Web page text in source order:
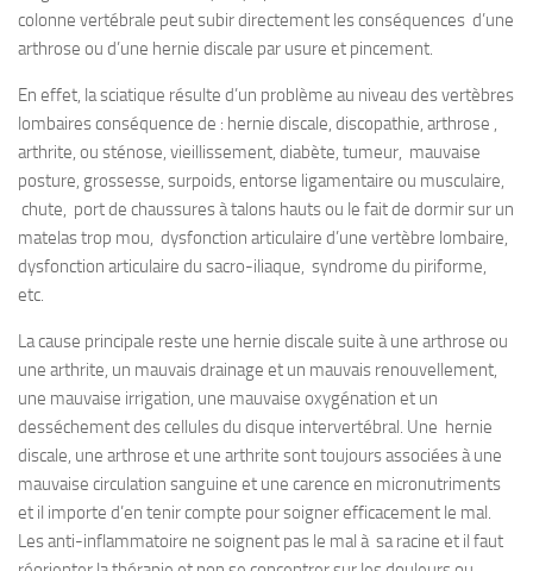
colonne vertébrale peut subir directement les conséquences d’une
arthrose ou d’une hernie discale par usure et pincement.
En effet, la sciatique résulte d’un problème au niveau des vertèbres
lombaires conséquence de : hernie discale, discopathie, arthrose ,
arthrite, ou sténose, vieillissement, diabète, tumeur, mauvaise
posture, grossesse, surpoids, entorse ligamentaire ou musculaire,
chute, port de chaussures à talons hauts ou le fait de dormir sur un
matelas trop mou, dysfonction articulaire d’une vertèbre lombaire,
dysfonction articulaire du sacro-iliaque, syndrome du piriforme,
etc.
La cause principale reste une hernie discale suite à une arthrose ou
une arthrite, un mauvais drainage et un mauvais renouvellement,
une mauvaise irrigation, une mauvaise oxygénation et un
desséchement des cellules du disque intervertébral. Une hernie
discale, une arthrose et une arthrite sont toujours associées à une
mauvaise circulation sanguine et une carence en micronutriments
et il importe d’en tenir compte pour soigner efficacement le mal.
Les anti-inflammatoire ne soignent pas le mal à sa racine et il faut